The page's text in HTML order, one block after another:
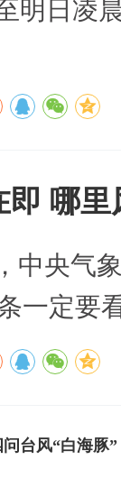
明日凌
即 哪
中央气
一定要
问台风“白海豚